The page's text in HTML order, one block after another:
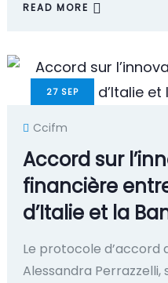
READ MORE
27 SEP
Ccifm
Accord sur
financière
d’Italie et la
Le protocole d’accord
Alessandra